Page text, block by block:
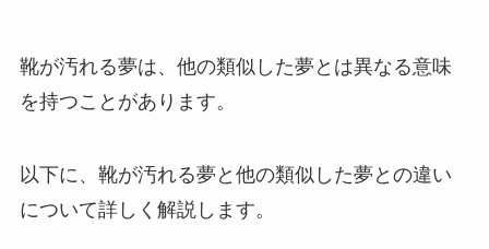
靴が汚れる夢は、他の類似した夢とは異なる意味
を持つことがあります。
以下に、靴が汚れる夢と他の類似した夢との違い
について詳しく解説します。